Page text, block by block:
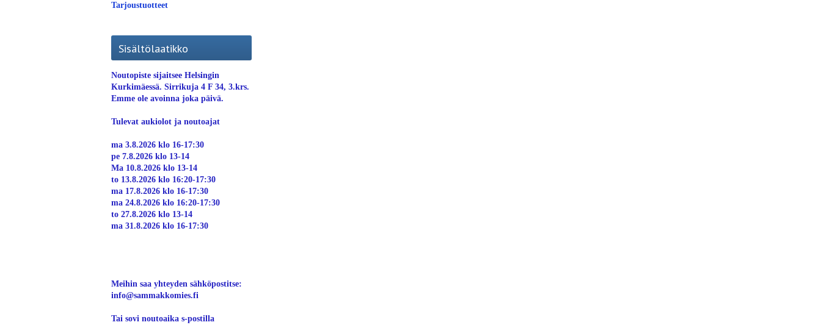
Tarjoustuotteet
Sisältölaatikko
Noutopiste sijaitsee Helsingin
Kurkimäessä. Sirrikuja 4 F 34, 3.krs.
Emme ole avoinna joka päivä.
Tulevat aukiolot ja noutoajat
ma 3.8.2026 klo 16-17:30
pe 7.8.2026 klo 13-14
Ma 10.8.2026 klo 13-14
to 13.8.2026 klo 16:20-17:30
ma 17.8.2026 klo 16-17:30
ma 24.8.2026 klo 16:20-17:30
to 27.8.2026 klo 13-14
ma 31.8.2026 klo 16-17:30
Meihin saa yhteyden sähköpostitse:
info@sammakkomies.fi
Tai sovi noutoaika s-postilla